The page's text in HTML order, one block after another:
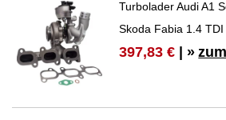
Turbolader Audi A1
Skoda Fabia 1.4
397,83 € | »